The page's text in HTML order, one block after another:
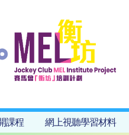
課程 網上視聽學習材料